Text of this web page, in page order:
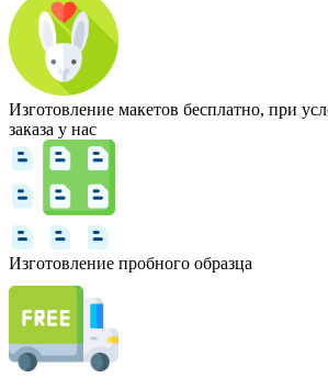
Изготовление макетов бесплатно, при
заказа у нас
Изготовление пробного образца